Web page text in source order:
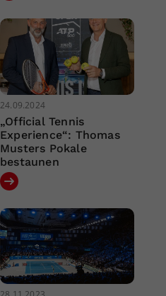
24.09.2024
„Official Tennis
Experience“: Thomas
Musters Pokale
bestaunen